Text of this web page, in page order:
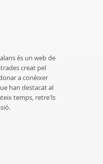
és un web de
creat pel
a conèixer
han destacat al
temps, retre'ls